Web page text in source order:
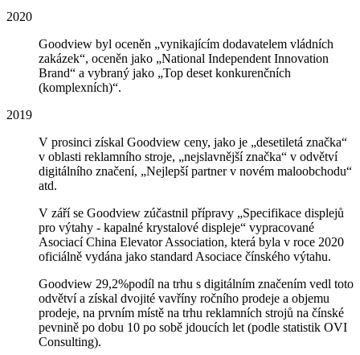
2020
Goodview byl oceněn „vynikajícím dodavatelem vládních
zakázek“, oceněn jako „National Independent Innovation
Brand“ a vybraný jako „Top deset konkurenčních
(komplexních)“.
2019
V prosinci získal Goodview ceny, jako je „desetiletá značka“
v oblasti reklamního stroje, „nejslavnější značka“ v odvětví
digitálního značení, „Nejlepší partner v novém maloobchodu“
atd.
V září se Goodview zúčastnil přípravy „Specifikace displejů
pro výtahy - kapalné krystalové displeje“ vypracované
Asociací China Elevator Association, která byla v roce 2020
oficiálně vydána jako standard Asociace čínského výtahu.
Goodview 29,2%podíl na trhu s digitálním značením vedl toto
odvětví a získal dvojité vavříny ročního prodeje a objemu
prodeje, na prvním místě na trhu reklamních strojů na čínské
pevnině po dobu 10 po sobě jdoucích let (podle statistik OVI
Consulting).